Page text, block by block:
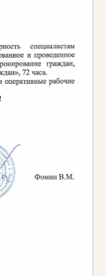
Федерации
власти с
комиссии
отношений.
труда
труда
труда